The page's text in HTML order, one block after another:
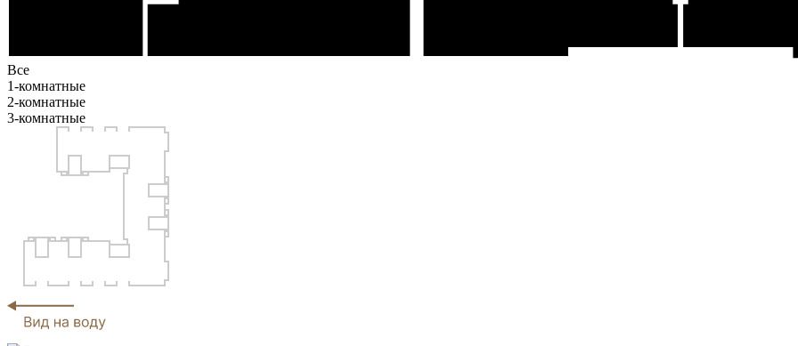
Все
1-комнатные
2-комнатные
3-комнатные